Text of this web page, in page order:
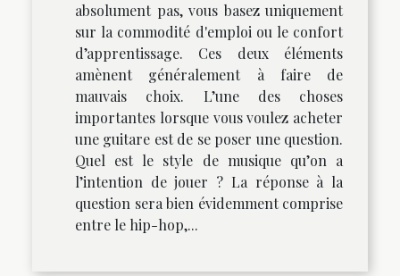
absolument pas, vous basez uniquement
sur la commodité d'emploi ou le confort
d’apprentissage. Ces deux éléments
amènent généralement à faire de
mauvais choix. L’une des choses
importantes lorsque vous voulez acheter
une guitare est de se poser une question.
Quel est le style de musique qu’on a
l’intention de jouer ? La réponse à la
question sera bien évidemment comprise
entre le hip-hop,...